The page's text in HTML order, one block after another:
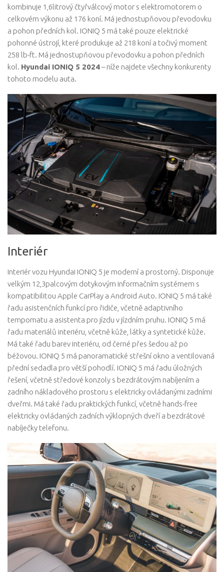
kombinuje 1,6litrový čtyřválcový motor s elektromotorem o
celkovém výkonu až 176 koní. Má jednostupňovou převodovku
a pohon předních kol. IONIQ 5 má také pouze elektrické
pohonné ústrojí, které produkuje až 218 koní a točivý moment
258 lb-ft. Má jednostupňovou převodovku a pohon předních
kol. Hyundai IONIQ 5 2024– níže najdete všechny konkurenty
tohoto modelu auta.
Interiér
Interiér vozu Hyundai IONIQ 5 je moderní a prostorný. Disponuje
velkým 12,3palcovým dotykovým informačním systémem s
kompatibilitou Apple CarPlay a Android Auto. IONIQ 5 má také
řadu asistenčních funkcí pro řidiče, včetně adaptivního
tempomatu a asistenta pro jízdu v jízdním pruhu. IONIQ 5 má
řadu materiálů interiéru, včetně kůže, látky a syntetické kůže.
Má také řadu barev interiéru, od černé přes šedou až po
béžovou. IONIQ 5 má panoramatické střešní okno a ventilovaná
přední sedadla pro větší pohodlí. IONIQ 5 má řadu úložných
řešení, včetně středové konzoly s bezdrátovým nabíjením a
zadního nákladového prostoru s elektricky ovládanými zadními
dveřmi. Má také řadu praktických funkcí, včetně hands-free
elektricky ovládaných zadních výklopných dveří a bezdrátové
nabíječky telefonu.